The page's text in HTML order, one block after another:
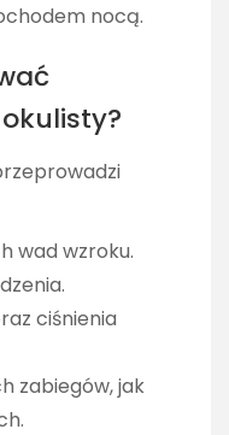
nocą.
wad wzroku.
ciśnienia
zabiegów, jak